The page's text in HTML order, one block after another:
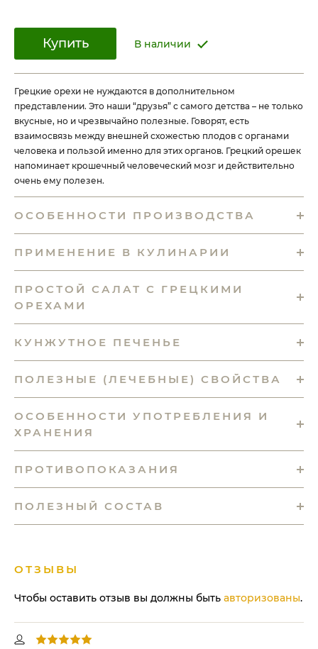
Грецкие орехи не нуждаются в дополнительном
представлении. Это наши “друзья” с самого детства – не только
вкусные, но и чрезвычайно полезные. Говорят, есть
взаимосвязь между внешней схожестью плодов с органами
человека и пользой именно для этих органов. Грецкий орешек
напоминает крошечный человеческий мозг и действительно
очень ему полезен.
ОСОБЕННОСТИ ПРОИЗВОДСТВА
ПРИМЕНЕНИЕ В КУЛИНАРИИ
ПРОСТОЙ САЛАТ С ГРЕЦКИМИ
ОРЕХАМИ
КУНЖУТНОЕ ПЕЧЕНЬЕ
Купить В наличии
ПОЛЕЗНЫЕ (ЛЕЧЕБНЫЕ) СВОЙСТВА
ОСОБЕННОСТИ УПОТРЕБЛЕНИЯ И
ХРАНЕНИЯ
ПРОТИВОПОКАЗАНИЯ
ПОЛЕЗНЫЙ СОСТАВ
ОТЗЫВЫ
Чтобы оставить отзыв вы должны быть авторизованы.